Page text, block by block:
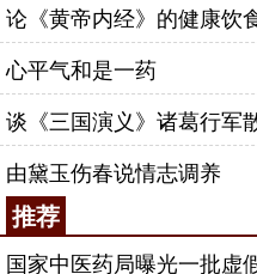
论《黄帝内经》的健康饮
心平气和是一药
谈《三国演义》诸葛行军
由黛玉伤春说情志调养
推荐
国家中医药局曝光一批虚